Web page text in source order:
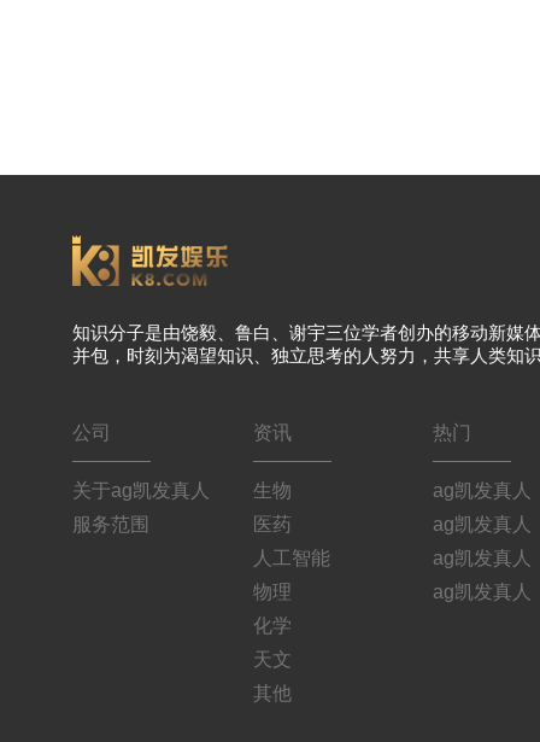
知识分子是由饶毅、鲁白、谢宇三位学者创办的移动新媒
并包，时刻为渴望知识、独立思考的人努力，共享人类知
公司
关于ag凯发真人
服务范围
资讯
生物
医药
人工智能
物理
化学
天文
其他
热门
ag凯发真人
ag凯发真人
ag凯发真人
ag凯发真人